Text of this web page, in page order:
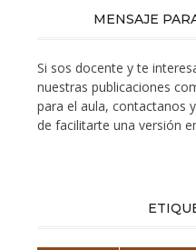
MENSAJE
Si sos docente y te
nuestras publicaciones
para el aula, contactanos
de facilitarte una versión